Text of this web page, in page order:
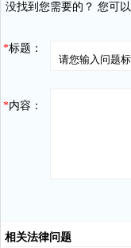
没找到您需要的？ 您可以
*标题：
*内容：
相关法律问题